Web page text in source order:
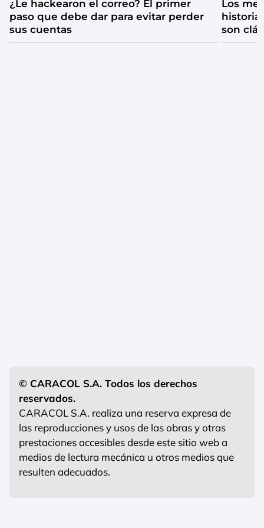
¿Le hackearon el correo? El primer
paso que debe dar para evitar perder
sus cuentas
Los
historia
son
© CARACOL S.A. Todos los derechos
reservados.
CARACOL S.A. realiza una reserva expresa de
las reproducciones y usos de las obras y otras
prestaciones accesibles desde este sitio web a
medios de lectura mecánica u otros medios que
resulten adecuados.